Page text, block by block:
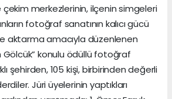
çekim merkezlerinin, ilçenin simgeleri
fotoğraf sanatının kalıcı gücü
aktarma amacıyla düzenlenen
Gölcük” konulu ödüllü fotoğraf
şehirden, 105 kişi, birbirinden değerli
Jüri üyelerinin yaptıkları